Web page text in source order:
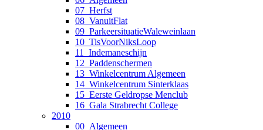
07_Herfst
08_VanuitFlat
09_ParkeersituatieWaleweinlaan
10_TisVoorNiksLoop
11_Indemaneschijn
12_Paddenschermen
13_Winkelcentrum Algemeen
14_Winkelcentrum Sinterklaas
15_Eerste Geldropse Menclub
16_Gala Strabrecht College
2010
00_Algemeen